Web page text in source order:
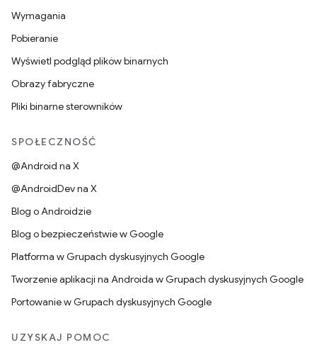
Wymagania
Pobieranie
Wyświetl podgląd plików binarnych
Obrazy fabryczne
Pliki binarne sterowników
SPOŁECZNOŚĆ
@Android na X
@AndroidDev na X
Blog o Androidzie
Blog o bezpieczeństwie w Google
Platforma w Grupach dyskusyjnych Google
Tworzenie aplikacji na Androida w Grupach dyskusyjnych Google
Portowanie w Grupach dyskusyjnych Google
UZYSKAJ POMOC